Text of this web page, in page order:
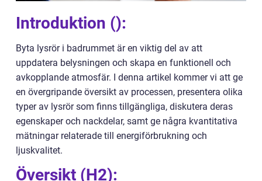
Introduktion ():
Byta lysrör i badrummet är en viktig del av att
uppdatera belysningen och skapa en funktionell och
avkopplande atmosfär. I denna artikel kommer vi att ge
en övergripande översikt av processen, presentera olika
typer av lysrör som finns tillgängliga, diskutera deras
egenskaper och nackdelar, samt ge några kvantitativa
mätningar relaterade till energiförbrukning och
ljuskvalitet.
Översikt (H2):